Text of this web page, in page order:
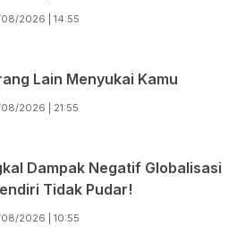
2026 | 14:55
Lain Menyukai Kamu
2026 | 21:55
Dampak Negatif Globalisasi
Tidak Pudar!
2026 | 10:55